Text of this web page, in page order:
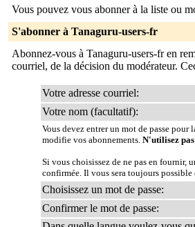
Vous pouvez vous abonner à la liste ou
S'abonner à Tanaguru-users-fr
Abonnez-vous à Tanaguru-users-fr en
courriel, de la décision du modérateur.
Votre adresse courriel:
Votre nom (facultatif):
Vous devez entrer un mot de passe
modifie vos abonnements. N'utilisez
Si vous choisissez de ne pas en fournir,
confirmée. Il vous sera toujours
Choisissez un mot de passe:
Confirmer le mot de passe: